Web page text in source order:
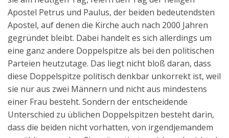
Apostel Petrus und Paulus, der beiden bedeutendsten
Apostel, auf denen die Kirche auch nach 2000 Jahren
gegründet bleibt. Dabei handelt es sich allerdings um
eine ganz andere Doppelspitze als bei den politischen
Parteien heutzutage. Das liegt nicht bloß daran, dass
diese Doppelspitze politisch denkbar unkorrekt ist, weil
sie nur aus zwei Männern und nicht aus mindestens
einer Frau besteht. Sondern der entscheidende
Unterschied zu üblichen Doppelspitzen besteht darin,
dass die beiden nicht vorhatten, von irgendjemandem